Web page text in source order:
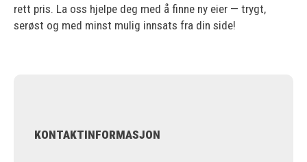
rett pris. La oss hjelpe deg med å finne ny eier — trygt,
serøst og med minst mulig innsats fra din side!
KONTAKTINFORMASJON